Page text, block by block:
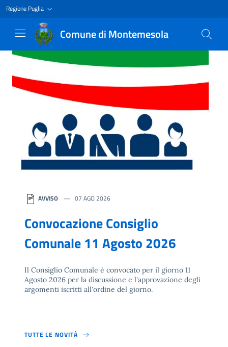
Regione Puglia
Comune di Montemesola
Homepage
AVVISO 07 AGO 2026
Convocazione Consiglio
Comunale 11 Agosto 2026
Il Consiglio Comunale è convocato per il giorno 11
Agosto 2026 per la discussione e l'approvazione degli
argomenti iscritti all'ordine del giorno.
TUTTE LE NOVITÀ